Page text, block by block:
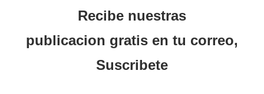
Recibe nuestras
publicacion gratis en tu correo,
Suscribete